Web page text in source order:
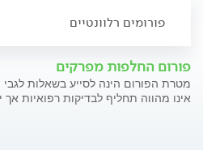
פורומים רלוונטיים
פורום החלפות מפרקים
מטרת הפורום הינה לסייע בשאלות לגבי
אינו מהווה תחליף לבדיקות רפואיות